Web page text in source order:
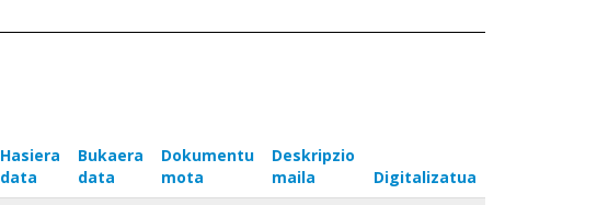
Hasiera
data
Bukaera
data
Dokumentu
mota
Deskripzio
maila
Digitalizatua